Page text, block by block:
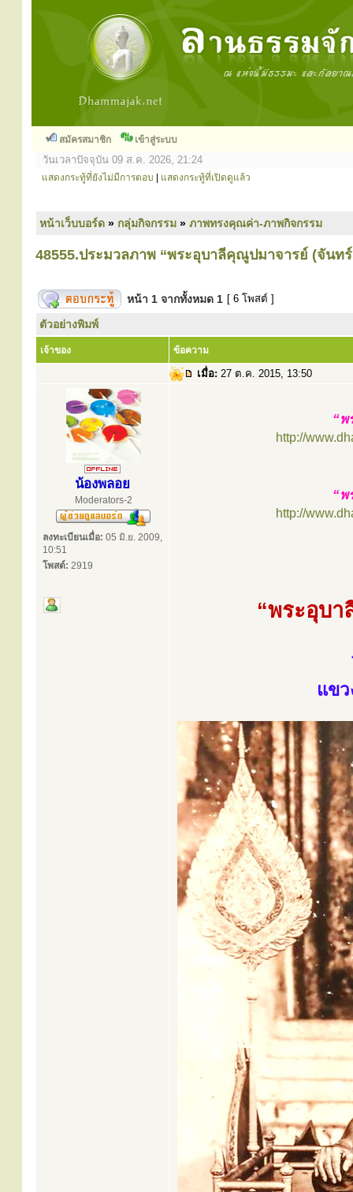
สมัครสมาชิก เข้าสู่ระบบ
วันเวลาปัจจุบัน 09 ส.ค. 2026, 21:24
แสดงกระทู้ที่ยังไม่มีการตอบ แสดงกระทู้ที่เปิดดูแล้ว
หน้าเว็บบอร์ด » กลุ่มกิจกรรม » ภาพทรงคุณค่า-ภาพกิจกรรม
48555.ประมวลภาพ “พระอุบาลีคุณูปมาจารย์ (จันท
หน้า 1 จากทั้งหมด 1 [ 6 โพสต์ ]
ตัวอย่างพิมพ์
เจ้าของ ข้อความ
เมื่อ: 27 ต.ค. 2015, 13:50
น้องพลอย
Moderators-2
ลงทะเบียนเมื่อ: 05 มิ.ย. 2009,
10:51
โพสต์: 2919
“พ
http://
“พ
http://
“พระอุบ
แขว